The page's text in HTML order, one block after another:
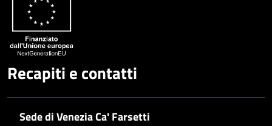
Recapiti e contatti
Sede di Venezia Ca' Farsetti